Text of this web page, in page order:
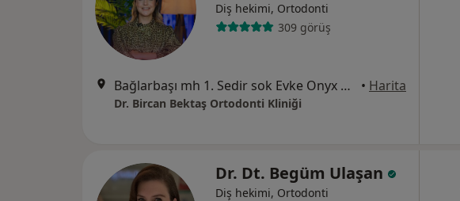
Diş hekimi, Ortodonti
309 görüş
Bağlarbaşı mh 1. Sedir sok Evke Onyx Plaza No:18 K:3, Bursa • Harita
Dr. Bircan Bektaş Ortodonti Kliniği
Dr. Dt. Begüm Ulaşan
Diş hekimi, Ortodonti